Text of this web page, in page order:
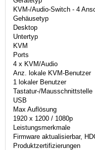
KVM-/Audio-Switch - 4
Gehäusetyp
Desktop
Untertyp
KVM
Ports
4 x KVM/Audio
Anz. lokale KVM-Benutzer
1 lokaler Benutzer
Tastatur-/Mausschnittstelle
USB
Max Auflösung
1920 x 1200 / 1080p
Leistungsmerkmale
Firmware aktualisierbar,
Produktzertifizierungen